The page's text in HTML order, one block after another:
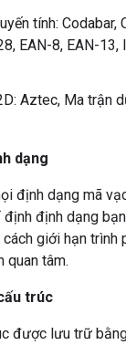
tính: Codabar,
EAN-8, EAN-13,
Aztec, Ma trận
dạng
định dạng mã
định định dạng
giới hạn trình
quan tâm.
trúc
được lưu trữ